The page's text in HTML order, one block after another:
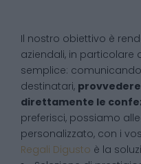
Il nostro obiettivo è
aziendali, in particolare
semplice:
destinatari,
direttamente le
preferisci, possiamo
personalizzato, con i
Regali Digusto è la